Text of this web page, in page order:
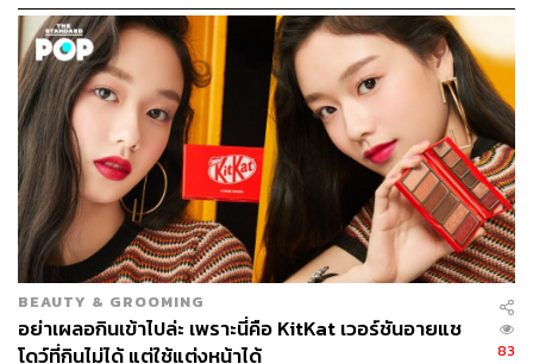
3.Etude House Blossom Cheek (Blossom Picnic) (350
บาท)
บลัชออนเนื้อแป้งประกายไข่มุก ให้แก้มของคุณเปล่งประกาย
สดใสราวกับดอก Cherry Blossom ที่กำลังผลิบาน
BEAUTY & GROOMING
อย่าเผลอกินเข้าไปล่ะ เพราะนี่คือ KitKat เวอร์ชันอายแช
โดว์ที่กินไม่ได้ แต่ใช้แต่งหน้าได้
83